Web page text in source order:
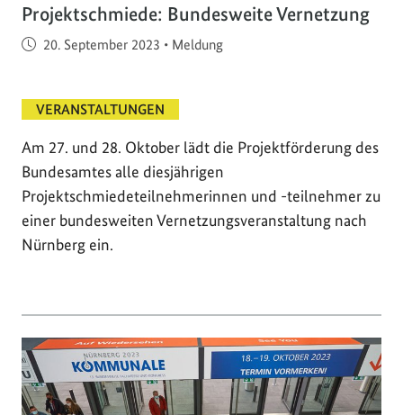
Projektschmiede: Bundesweite Vernetzung
Veröffentlicht am
20. September 2023 • Meldung
VERANSTALTUNGEN
Am 27. und 28. Oktober lädt die Projektförderung des
Bundesamtes alle diesjährigen
Projektschmiedeteilnehmerinnen und -teilnehmer zu
einer bundesweiten Vernetzungsveranstaltung nach
Nürnberg ein.